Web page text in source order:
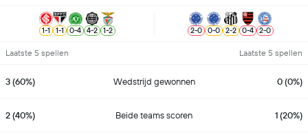
1-1 1-1 0-4 4-2 1-2 2-0 0-0 2-2 0-4 2-0
Laatste 5 spellen Laatste 5 spellen
3 (60%) Wedstrijd gewonnen 0 (0%)
2 (40%) Beide teams scoren 1 (20%)